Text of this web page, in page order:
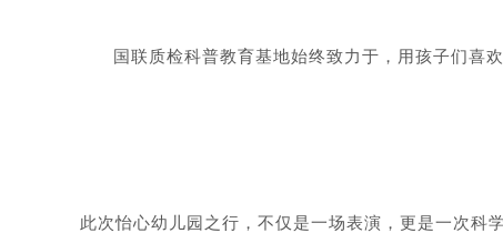
国联质检科普教育基地始终致力于，用孩子们喜
此次怡心幼儿园之行，不仅是一场表演，更是一次